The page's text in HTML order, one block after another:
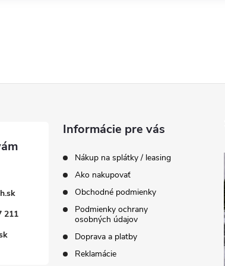
211
Informácie pre vás
Nákup na splátky / leasing
Ako nakupovať
Obchodné podmienky
Podmienky ochrany
osobných údajov
Doprava a platby
Reklamácie